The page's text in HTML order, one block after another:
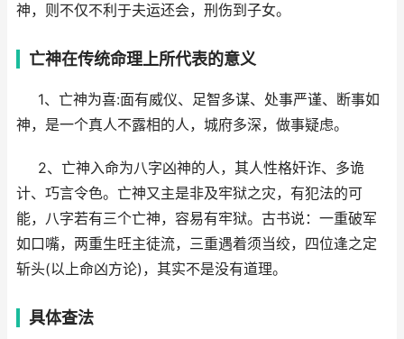
神，则不仅不利于夫运还会，刑伤到子女。
亡神在传统命理上所代表的意义
1、亡神为喜:面有威仪、足智多谋、处事严谨、断事如
神，是一个真人不露相的人，城府多深，做事疑虑。
2、亡神入命为八字凶神的人，其人性格奸诈、多诡
计、巧言令色。亡神又主是非及牢狱之灾，有犯法的可
能，八字若有三个亡神，容易有牢狱。古书说：一重破军
如口嘴，两重生旺主徒流，三重遇着须当绞，四位逢之定
斩头(以上命凶方论)，其实不是没有道理。
具体查法